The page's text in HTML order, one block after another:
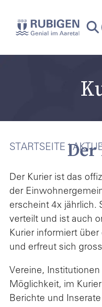
STARTSEITE
Der Kurier ist das
der
erscheint 4x jährlich.
verteilt und ist auch
Kurier informiert
und erfreut sich
Vereine,
Möglichkeit, im
Berichte und